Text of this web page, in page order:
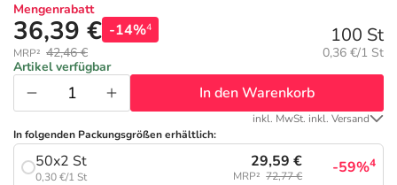
Natur & Homöopathie
Sanitätshaus
Sport & Fitness
Sonnenpflege
Sommerpflege für Haar und Kopfhaut
Täglich gut versorgt
E-Rezept App
Nattermann Deals
R(h)ein Nutrition Deals
Refluthin, Lasea & Carmenthin Deals
Mengenrabatt
36,39 € -14%4
MRP² 42,46 €
100 St
Grundpreis:
0,36 €/1 St
Artikel verfügbar
In den Warenkorb
inkl. MwSt. inkl. Versand
In folgenden Packungsgrößen erhältlich:
50x2 St
0,30 €/1 St
29,59 €
MRP² 72,77 € -59%4